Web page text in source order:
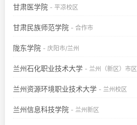
甘肃医学院 - 平凉校区
甘肃民族师范学院 - 合作市
陇东学院 - 庆阳市/兰州
兰州石化职业技术大学 - 兰州（新区）市区
兰州资源环境职业技术大学 - 兰州校区
兰州信息科技学院 - 兰州新区